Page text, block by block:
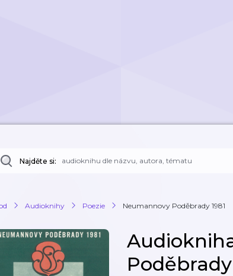
Najděte si:
Audioknihy Poezie Neumannovy Poděbrady 1981
Poděbrady